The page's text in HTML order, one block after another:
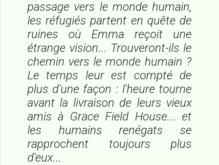
passage vers le monde humain,
les réfugiés partent en quête de
ruines où Emma reçoit une
étrange vision... Trouveront-ils le
chemin vers le monde humain ?
Le temps leur est compté de
plus d'une façon : l'heure tourne
avant la livraison de leurs vieux
amis à Grace Field House... et
les humains renégats se
rapprochent toujours plus
d'eux...